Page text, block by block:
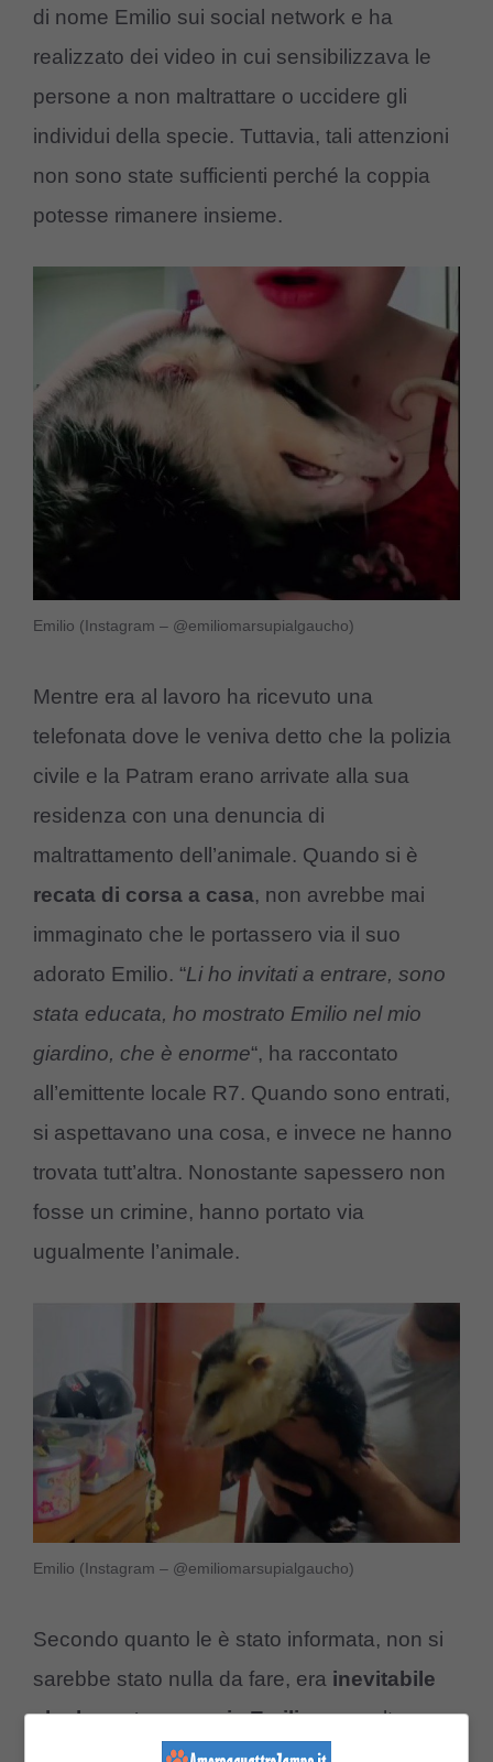
di nome Emilio sui social network e ha
realizzato dei video in cui sensibilizzava le
persone a non maltrattare o uccidere gli
individui della specie. Tuttavia, tali attenzioni
non sono state sufficienti perché la coppia
potesse rimanere insieme.
Emilio (Instagram – @emiliomarsupialgaucho)
Mentre era al lavoro ha ricevuto una
telefonata dove le veniva detto che la polizia
civile e la Patram erano arrivate alla sua
residenza con una denuncia di
maltrattamento dell’animale. Quando si è
recata di corsa a casa, non avrebbe mai
immaginato che le portassero via il suo
adorato Emilio. “Li ho invitati a entrare, sono
stata educata, ho mostrato Emilio nel mio
giardino, che è enorme“, ha raccontato
all’emittente locale R7. Quando sono entrati,
si aspettavano una cosa, e invece ne hanno
trovata tutt’altra. Nonostante sapessero non
fosse un crimine, hanno portato via
ugualmente l’animale.
Emilio (Instagram – @emiliomarsupialgaucho)
Secondo quanto le è stato informata, non si
sarebbe stato nulla da fare, era inevitabile
che le portassero via Emiliouna volta